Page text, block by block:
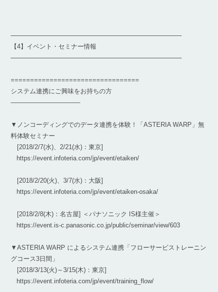
───────────────────────────────────────
【4】イベント・セミナー情報
───────────────────────────────────────
=================================
システム連携にご興味をお持ちの方
———————————
▼ノンコーディングでのデータ連携を体験！「ASTERIA WARP」無
料体験セミナー
[2018/2/7(水)、2/21(水)：東京]
https://event.infoteria.com/jp/event/etaiken/
[2018/2/20(火)、3/7(水)：大阪]
https://event.infoteria.com/jp/event/etaiken-osaka/
[2018/2/8(木)：名古屋] ＜パナソニック IS様主催＞
https://event.is-c.panasonic.co.jp/public/seminar/view/603
▼ASTERIA WARP によるシステム連携「フローサービストレーニン
グコース3日間」
[2018/3/13(火)～3/15(木)：東京]
https://event.infoteria.com/jp/event/training_flow/